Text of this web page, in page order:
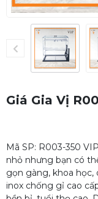
Giá Gia Vị
Mã SP: R003-350
nhỏ nhưng bạn có
gọn gàng, khoa
inox chống gỉ cao